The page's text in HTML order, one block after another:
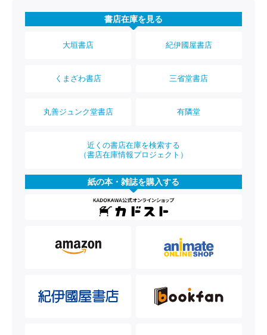
書店在庫を見る
大垣書店 紀伊國屋書店
くまざわ書店 三省堂書店
丸善ジュンク堂書店 有隣堂
近くの書店在庫を検索する
（書店在庫情報プロジェクト）
紙の本・雑誌を購入する